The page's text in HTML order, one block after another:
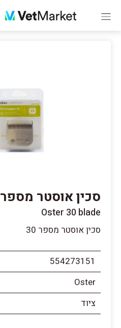
סכין אוסטר מספר 30
Oster 30 blade
סכין אוסטר מספר 30
554273151
Oster
ציוד